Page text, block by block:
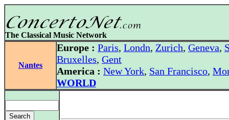
The Classical Music Network
Nantes
Europe : Paris, Londn, Zurich, Geneva,
Bruxelles, Gent
America : New York, San Francisco,
WORLD